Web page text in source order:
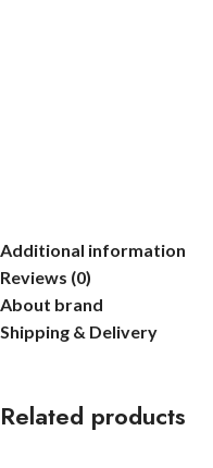
Additional information
Reviews (0)
About brand
Shipping & Delivery
Related products